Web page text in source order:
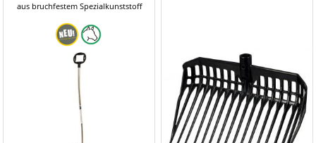
aus bruchfestem Spezialkunststoff